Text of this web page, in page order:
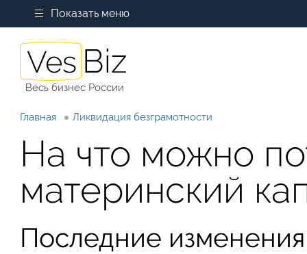
Показать меню
Весь бизнес России
Главная Ликвидация безграмотности
На что можно
материнский
Последние